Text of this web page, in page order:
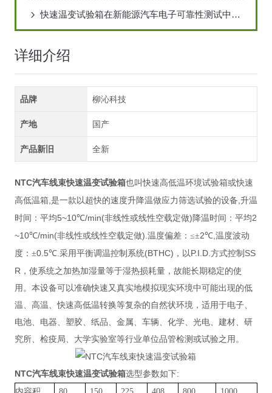
快速温变试验箱在新能源汽车电子可靠性测试中的应用
详细介绍
品牌 柳沁科技
产地 国产
产品新旧 全新
NTC汽车线束快速温变试验箱也叫快速高低温环境试验箱或快速
高低温箱,是一款以超快的速度升降温做应力筛选试验的设备,升温
时间：平均5~10℃/min(非线性或线性空载定做) 降温时间：平均2
~10℃/min(非线性或线性空载定做).温度偏差：≤±2℃,温度波动
度：±0.5℃.采用平衡调温控制系统(BTHC) ，以P.I.D.方式控制 SS
R，使系统之加热加湿量等于湿热损耗量，故能长期稳定的使
用。本设备可以准确快速又真实地模拟现实环境中可能出现的低
温、高温、快速高低温转换等复杂的自然状环境，适用于电子、
电池、电器、塑胶、纸品、金属、车辆、化学、光电、建材、研
究所、检疫局、大学实验室等行业单位品管检测或试验之用。
NTC汽车线束快速温变试验箱选型参数如下: